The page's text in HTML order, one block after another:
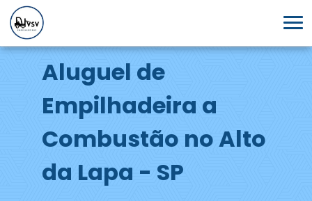
Aluguel de
Empilhadeira a
Combustão no Alto
da Lapa - SP